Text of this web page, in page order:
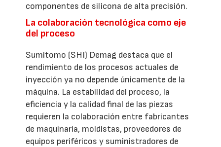
componentes de silicona de alta precisión.
La colaboración tecnológica como eje
del proceso
Sumitomo (SHI) Demag destaca que el
rendimiento de los procesos actuales de
inyección ya no depende únicamente de la
máquina. La estabilidad del proceso, la
eficiencia y la calidad final de las piezas
requieren la colaboración entre fabricantes
de maquinaria, moldistas, proveedores de
equipos periféricos y suministradores de